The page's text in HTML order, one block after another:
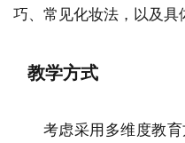
巧、常见化妆法，以及具
教学方式
考虑采用多维度教